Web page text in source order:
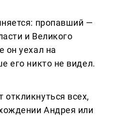
пропавший —
и Великого
он уехал на
его никто не видел.
всех,
Андрея или